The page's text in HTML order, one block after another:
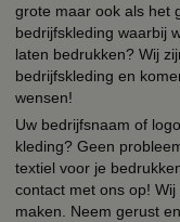
grote maar ook als het
bedrijfskleding waarbij
laten bedrukken? Wij
bedrijfskleding en
wensen!
Uw bedrijfsnaam of
kleding? Geen
textiel voor je
contact met ons op!
maken. Neem gerust